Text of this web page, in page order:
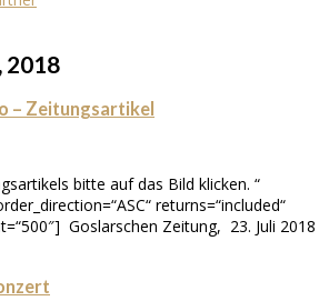
2018
– Zeitungsartikel
bitte auf das Bild klicken. “
returns=“included“
Goslarschen Zeitung, 23. Juli 2018